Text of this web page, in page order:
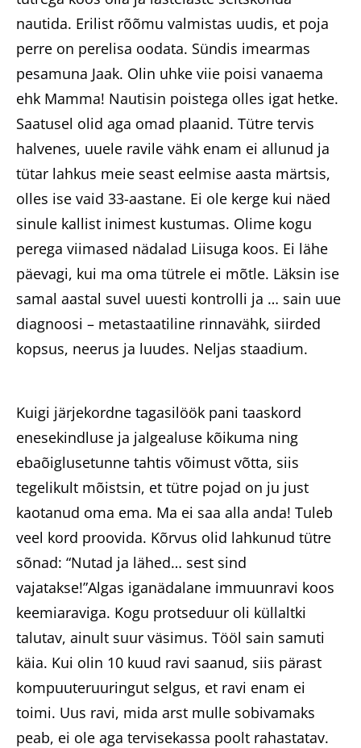
nautida. Erilist rõõmu valmistas uudis, et poja
perre on perelisa oodata. Sündis imearmas
pesamuna Jaak. Olin uhke viie poisi vanaema
ehk Mamma! Nautisin poistega olles igat hetke.
Saatusel olid aga omad plaanid. Tütre tervis
halvenes, uuele ravile vähk enam ei allunud ja
tütar lahkus meie seast eelmise aasta märtsis,
olles ise vaid 33-aastane. Ei ole kerge kui näed
sinule kallist inimest kustumas. Olime kogu
perega viimased nädalad Liisuga koos. Ei lähe
päevagi, kui ma oma tütrele ei mõtle. Läksin ise
samal aastal suvel uuesti kontrolli ja … sain uue
diagnoosi – metastaatiline rinnavähk, siirded
kopsus, neerus ja luudes. Neljas staadium.
Kuigi järjekordne tagasilöök pani taaskord
enesekindluse ja jalgealuse kõikuma ning
ebaõiglusetunne tahtis võimust võtta, siis
tegelikult mõistsin, et tütre pojad on ju just
kaotanud oma ema. Ma ei saa alla anda! Tuleb
veel kord proovida. Kõrvus olid lahkunud tütre
sõnad: “Nutad ja lähed… sest sind
vajatakse!”Algas iganädalane immuunravi koos
keemiaraviga. Kogu protseduur oli küllaltki
talutav, ainult suur väsimus. Tööl sain samuti
käia. Kui olin 10 kuud ravi saanud, siis pärast
kompuuteruuringut selgus, et ravi enam ei
toimi. Uus ravi, mida arst mulle sobivamaks
peab, ei ole aga tervisekassa poolt rahastatav.